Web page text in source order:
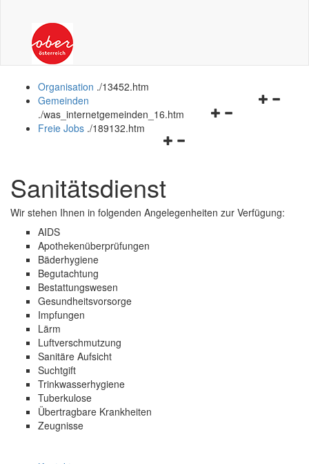
Organisation ./13452.htm
Navigationsmenü
Gemeinden
./was_internetgemeinden_16.htm
Navigationsmenü
schließen
Freie Jobs ./189132.htm
Sanitätsdienst
Wir stehen Ihnen in folgenden Angelegenheiten zur Verfügung:
AIDS
Apothekenüberprüfungen
Bäderhygiene
Begutachtung
Bestattungswesen
Gesundheitsvorsorge
Impfungen
Lärm
Luftverschmutzung
Sanitäre Aufsicht
Suchtgift
Trinkwasserhygiene
Tuberkulose
Übertragbare Krankheiten
Zeugnisse